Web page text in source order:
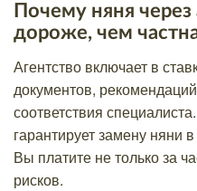
Почему няня через
дороже, чем
Агентство включает в
документов,
соответствия
гарантирует замену няни
Вы платите не только за
рисков.